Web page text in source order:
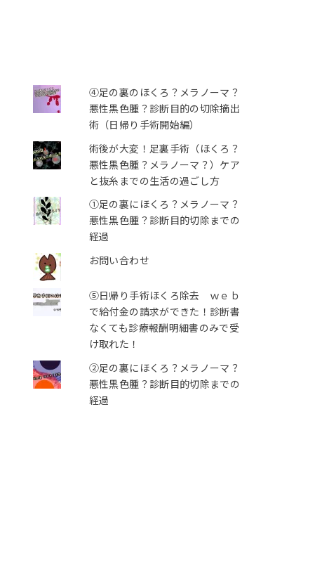
④足の裏のほくろ？メラノーマ？
悪性黒色腫？診断目的の切除摘出
術（日帰り手術開始編）
術後が大変！足裏手術（ほくろ？
悪性黒色腫？メラノーマ？）ケア
と抜糸までの生活の過ごし方
①足の裏にほくろ？メラノーマ？
悪性黒色腫？診断目的切除までの
経過
お問い合わせ
⑤日帰り手術ほくろ除去 ｗｅｂ
で給付金の請求ができた！診断書
なくても診療報酬明細書のみで受
け取れた！
②足の裏にほくろ？メラノーマ？
悪性黒色腫？診断目的切除までの
経過